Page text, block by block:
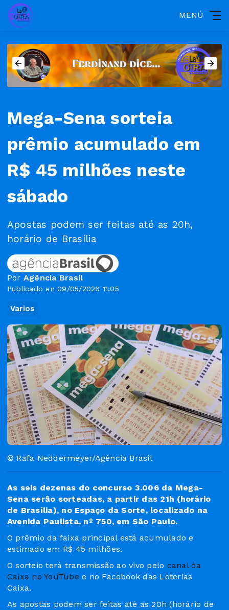
MENÚ
Mega-Sena sorteia
prêmio acumulado em
R$ 45 milhões neste
sábado
Apostas podem ser feitas até as 20h,
horário de Brasília
Por Agência Brasil
Publicado en 09/05/2026 11:05
Varios
© Rafa Neddermeyer/Agência Brasil
As seis dezenas do concurso 3.006 da Mega-
Sena serão sorteadas, a partir das 21h (horário
de Brasília), no Espaço da Sorte, localizado na
Avenida Paulista, nº 750, em São Paulo.
O prêmio da faixa principal está acumulado e
estimado em R$ 45 milhões.
O sorteio terá transmissão ao vivo pelo canal da
Caixa no YouTube e no Facebook das Loterias
Caixa.
As apostas podem ser feitas até as 20h (horário de